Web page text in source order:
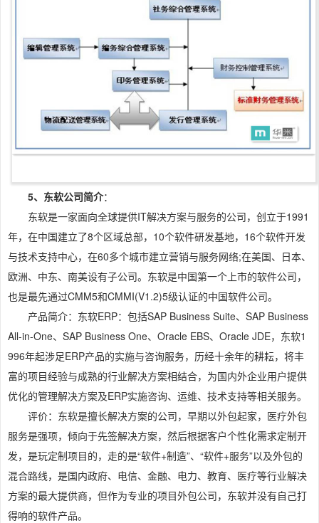
5、东软公司简介：
东软是一家面向全球提供IT解决方案与服务的公司，创立于1991
年，在中国建立了8个区域总部，10个软件研发基地，16个软件开发
与技术支持中心，在60多个城市建立营销与服务网络;在美国、日本、
欧洲、中东、南美设有子公司。东软是中国第一个上市的软件公司，
也是最先通过CMM5和CMMI(V1.2)5级认证的中国软件公司。
产品简介：东软ERP：包括SAP Business Suite、SAP Business
All-in-One、SAP Business One、Oracle EBS、Oracle JDE，东软1
996年起涉足ERP产品的实施与咨询服务，历经十余年的耕耘，将丰
富的项目经验与成熟的行业解决方案相结合，为国内外企业用户提供
优化的管理解决方案及ERP实施咨询、运维、技术支持等相关服务。
评价：东软是擅长解决方案的公司，早期以外包起家，医疗外包
服务是强项，倾向于先签解决方案，然后根据客户个性化需求定制开
发，是玩定制项目的，走的是“软件+制造”、“软件+服务”以及外包的
混合路线，是国内政府、电信、金融、电力、教育、医疗等行业解决
方案的最大提供商，但作为专业的项目外包公司，东软并没有自己打
得响的软件产品。